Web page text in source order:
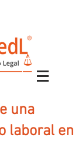
una
laboral en